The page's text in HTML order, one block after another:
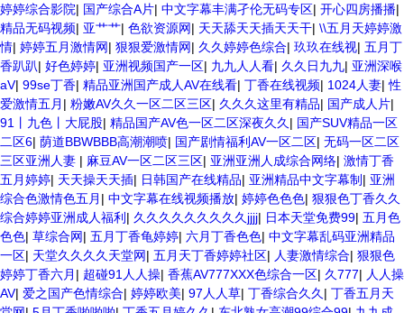
婷婷综合影院| 国产综合A片| 中文字幕丰满孑伦无码专区| 开心四房播播|
精品无码视频| 亚艹艹| 色欲资源网| 天天舔天天插天天干| \\五月天婷婷激
情| 婷婷五月激情网| 狠狠爱激情网| 久久婷婷色综合| 玖玖在线视| 五月丁
香趴趴| 好色婷婷| 亚洲视频国产一区| 九九人人看| 久久日九九| 亚洲深喉
aV| 99se丁香| 精品亚洲国产成人AV在线看| 丁香在线视频| 1024人妻|性
爱激情五月 | 粉嫩AV久久一区二区三区| 久久久这里有精品| 国产成人片|
91丨九色丨大屁股| 精品国产AV色一区二区深夜久久 | 国产SUV精品一区
二区6| 荫道BBWBBB高潮潮喷| 国产剧情福利AV一区二区| 无码一区二区
三区亚洲人妻 | 麻豆AV一区二区三区| 亚洲亚洲人成综合网络| 激情丁香
五月婷婷| 天天操天天插| 日韩国产在线精品| 亚洲精品中文字幕制 | 亚洲
综合色激情色五月 | 中文字幕在线视频播放| 婷婷色色色| 狠狠色丁香久久
综合婷婷亚洲成人福利 | 久久久久久久久久久jjjj| 日本天堂免费99| 五月色
色色| 草综合网| 五月丁香龟婷婷| 六月丁香色色| 中文字幕乱码亚洲精品
一区| 天堂久久久久天堂网| 五月天丁香婷婷社区| 人妻激情综合| 狠狠色
婷婷丁香六月 | 超碰91人人操| 香蕉AV777XXX色综合一区| 久777| 人人操
AV| 爱之国产色情综合| 婷婷欧美| 97人人草| 丁香综合久久 | 丁香五月天